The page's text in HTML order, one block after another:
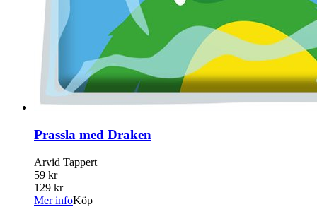
Prassla med Draken
Arvid Tappert
59 kr
129 kr
Mer infoKöp